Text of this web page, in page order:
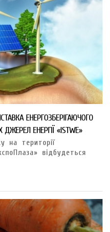
ЕНЕРГОЗБЕРІГАЮЧОГО
ЕНЕРГІЇ «ISTWE»
на території
відбудеться